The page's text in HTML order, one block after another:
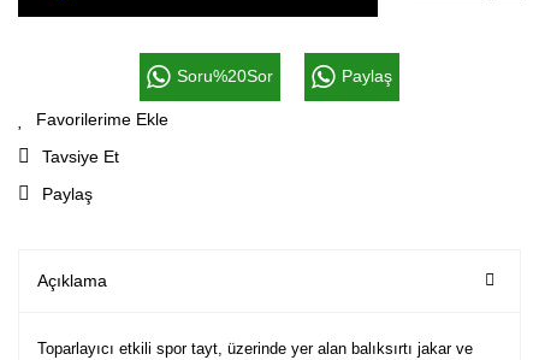
Soru%20Sor Paylaş
Tavsiye Et
Paylaş
Açıklama
Toparlayıcı etkili spor tayt, üzerinde yer alan balıksırtı jakar ve